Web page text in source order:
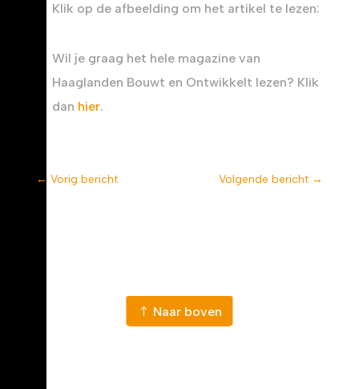
Klik op de afbeelding om het artikel te lezen:
Wil je graag het hele magazine van
Haaglanden Bouwt en Ontwikkelt lezen? Klik
dan hier.
← Vorig bericht Volgende bericht →
Naar nieuws
Naar boven